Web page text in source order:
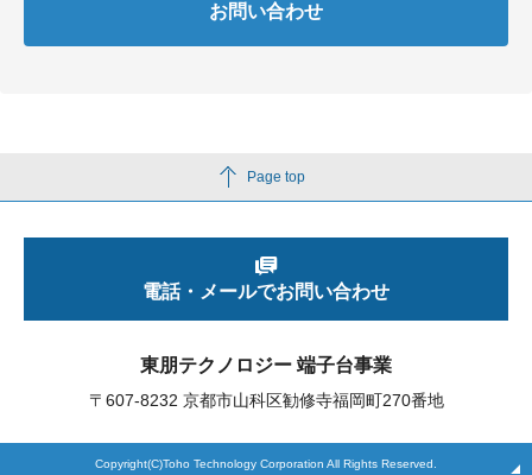
お問い合わせ
Page top
東朋テクノロジー 端子台事業
〒607-8232 京都市山科区勧修寺福岡町270番地
電話・メールでお問い合わせ
Copyright(C)Toho Technology Corporation All Rights Reserved.